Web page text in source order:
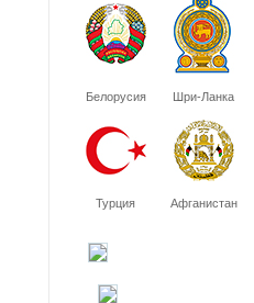
Белорусия Шри-Ланка
Турция Афганистан